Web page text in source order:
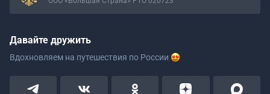
Давайте дружить
Вдохновляем на путешествия по России